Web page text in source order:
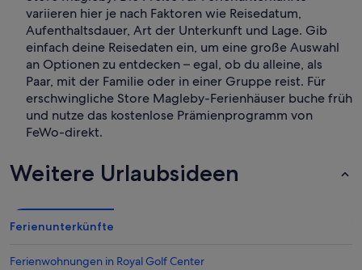
variieren hier je nach Faktoren wie Reisedatum,
Aufenthaltsdauer, Art der Unterkunft und Lage. Gib
einfach deine Reisedaten ein, um eine große Auswahl
an Optionen zu entdecken – egal, ob du alleine, als
Paar, mit der Familie oder in einer Gruppe reist. Für
erschwingliche Store Magleby-Ferienhäuser buche früh
und nutze das kostenlose Prämienprogramm von
FeWo-direkt.
Weitere Urlaubsideen
Ferienunterkünfte
Ferienwohnungen in Royal Golf Center